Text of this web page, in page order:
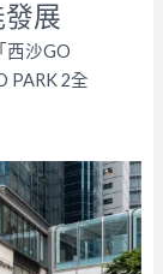
展
西沙GO
PARK 2全